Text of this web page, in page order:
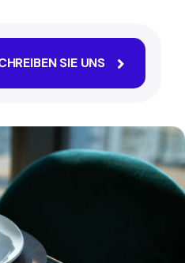
SIE UNS